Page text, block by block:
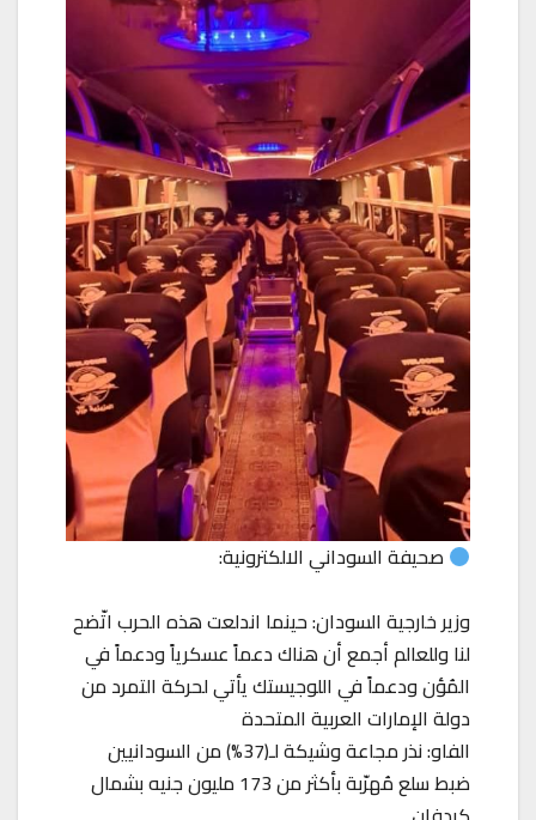
صحيفة السوداني الالكترونية:
وزير خارجية السودان: حينما اندلعت هذه الحرب اتّضح
لنا وللعالم أجمع أن هناك دعماً عسكرياً ودعماً في
المُؤن ودعماً في اللوجيستك يأتي لحركة التمرد من
دولة الإمارات العربية المتحدة
الفاو: نذر مجاعة وشيكة لـ(37%) من السودانيين
ضبط سلع مُهرّبة بأكثر من 173 مليون جنيه بشمال